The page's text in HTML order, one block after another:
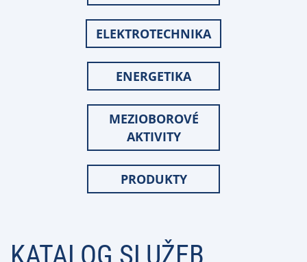
ELEKTROTECHNIKA
ENERGETIKA
MEZIOBOROVÉ
AKTIVITY
PRODUKTY
KATALOG SLUŽEB